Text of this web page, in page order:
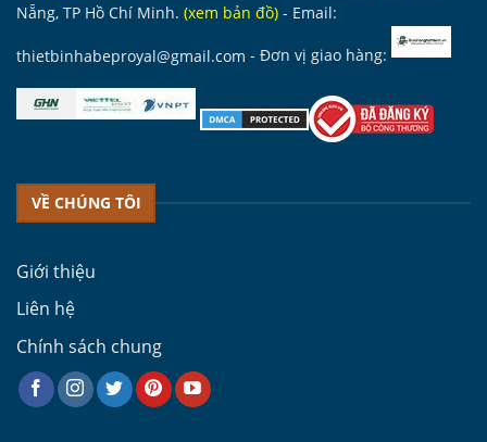
Nẵng, TP Hồ Chí Minh. (xem bản đồ) - Email:
thietbinhabeproyal@gmail.com - Đơn vị giao hàng:
VỀ CHÚNG TÔI
Giới thiệu
Liên hệ
Chính sách chung